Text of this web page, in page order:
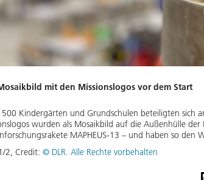
mit den Missionslogos vor dem Start
500 Kindergärten und Grundschulen beteiligten sich
wurden als Mosaikbild auf die Außenhülle
MAPHEUS-13 – und haben so den
1/2, Credit:© DLR. Alle Rechte vorbehalten